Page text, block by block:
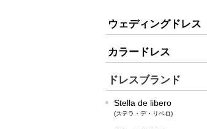
ウェディングドレス
カラードレス
ドレスブランド
Stella de libero
(ステラ・デ・リベロ)